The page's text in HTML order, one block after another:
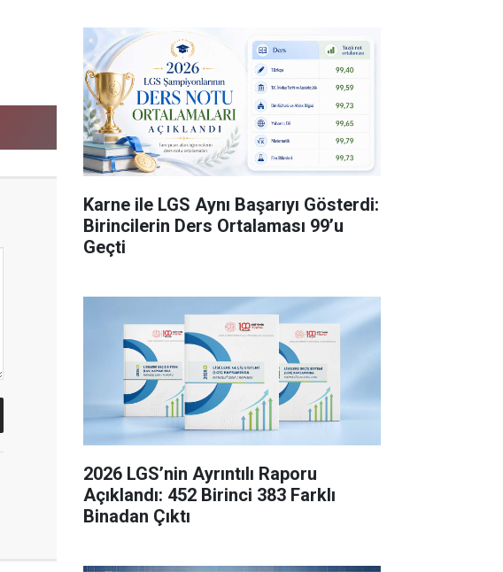
Karne ile LGS Aynı Başarıyı Gösterdi:
Birincilerin Ders Ortalaması 99’u
Geçti
2026 LGS’nin Ayrıntılı Raporu
Açıklandı: 452 Birinci 383 Farklı
Binadan Çıktı